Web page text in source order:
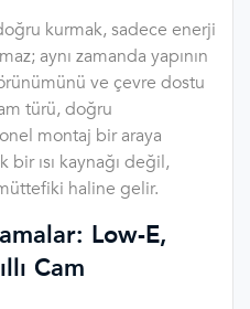
kurmak, sadece enerji
aynı zamanda yapının
ve çevre dostu
türü, doğru
montaj bir araya
bir ısı kaynağı değil,
haline gelir.
Low-E,
Cam